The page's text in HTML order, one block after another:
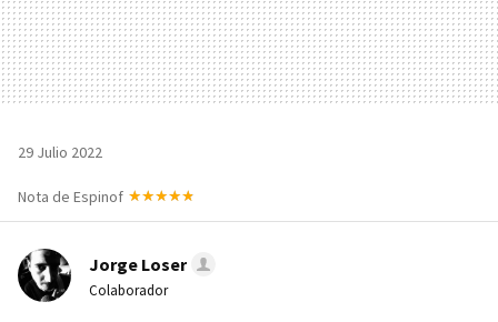
29 Julio 2022
Nota de Espinof
Jorge Loser
Colaborador